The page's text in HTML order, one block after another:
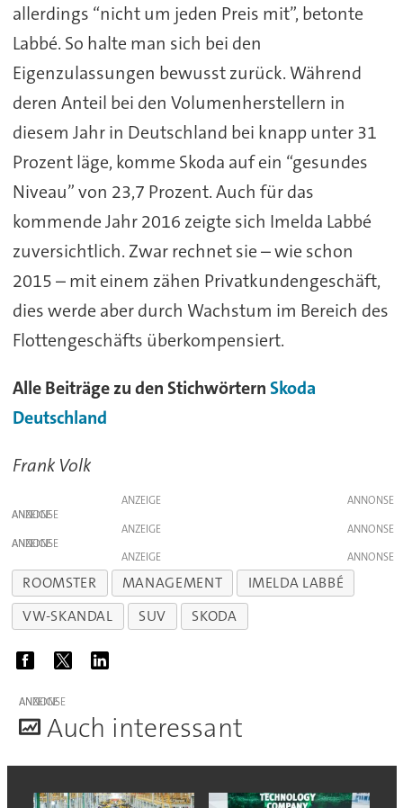
allerdings “nicht um jeden Preis mit”, betonte
Labbé. So halte man sich bei den
Eigenzulassungen bewusst zurück. Während
deren Anteil bei den Volumenherstellern in
diesem Jahr in Deutschland bei knapp unter 31
Prozent läge, komme Skoda auf ein “gesundes
Niveau” von 23,7 Prozent. Auch für das
kommende Jahr 2016 zeigte sich Imelda Labbé
zuversichtlich. Zwar rechnet sie – wie schon
2015 – mit einem zähen Privatkundengeschäft,
dies werde aber durch Wachstum im Bereich des
Flottengeschäfts überkompensiert.
Alle Beiträge zu den StichwörternSkoda
Deutschland
Frank Volk
ANZEIGE
ANZEIGE
ANZEIGE
ANZEIGE
ANZEIGE
ROOMSTER MANAGEMENT
IMELDA LABBÉ
VW-SKANDAL
SUV SKODA
ANZEIGE
Auch interessant